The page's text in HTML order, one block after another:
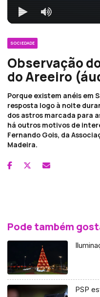
SOCIEDADE
Observação
do Areeiro
Porque existem anéis em
resposta logo à noite
dos astros marcada para
há outros motivos de
Fernando Gois, da
Madeira.
Pode também
PSP